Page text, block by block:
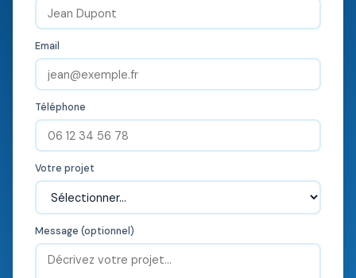
Email
Téléphone
Votre projet
Message (optionnel)